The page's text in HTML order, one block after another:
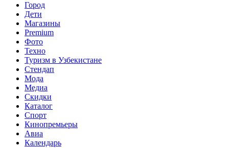
Город
Дети
Магазины
Premium
Фото
Техно
Туризм в Узбекистане
Стендап
Мода
Медиа
Скидки
Каталог
Спорт
Кинопремьеры
Авиа
Календарь